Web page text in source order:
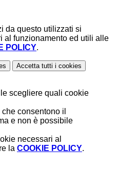
da questo utilizzati si
al funzionamento ed utili alle
POLICY.
Accetta tutti i cookies
scegliere quali cookie
consentono il
e non è possibile
necessari al
la COOKIE POLICY.